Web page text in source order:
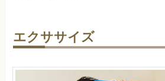
エクササイズ